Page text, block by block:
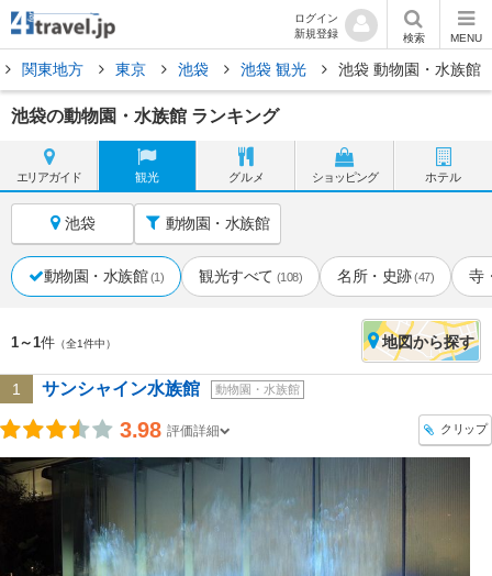
ログイン
新規登録
検索 MENU
関東地方 東京 池袋 池袋 観光 池袋 動物園・水族館
池袋の動物園・水族館 ランキング
エリアガイド 観光 グルメ ショッピング ホテル
池袋 動物園・水族館
動物園・水族館 (1) 観光すべて (108) 名所・史跡 (47) 寺
1～1件 （全1件中） 地図から探す
1 サンシャイン水族館 動物園・水族館
3.98 評価詳細 クリップ